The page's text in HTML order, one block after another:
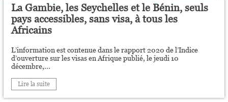
La Gambie, les Seychelles et le Bénin, seuls
pays accessibles, sans visa, à tous les
Africains
L’information est contenue dans le rapport 2020 de l’Indice
d’ouverture sur les visas en Afrique publié, le jeudi 10
décembre,...
Lire la suite